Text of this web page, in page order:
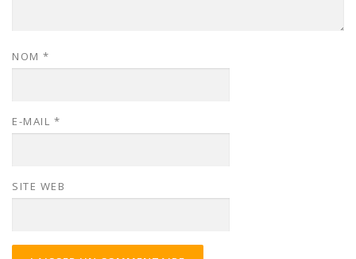
NOM *
E-MAIL *
SITE WEB